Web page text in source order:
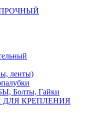
ленты)
Болты, Гайки
КРЕПЛЕНИЯ